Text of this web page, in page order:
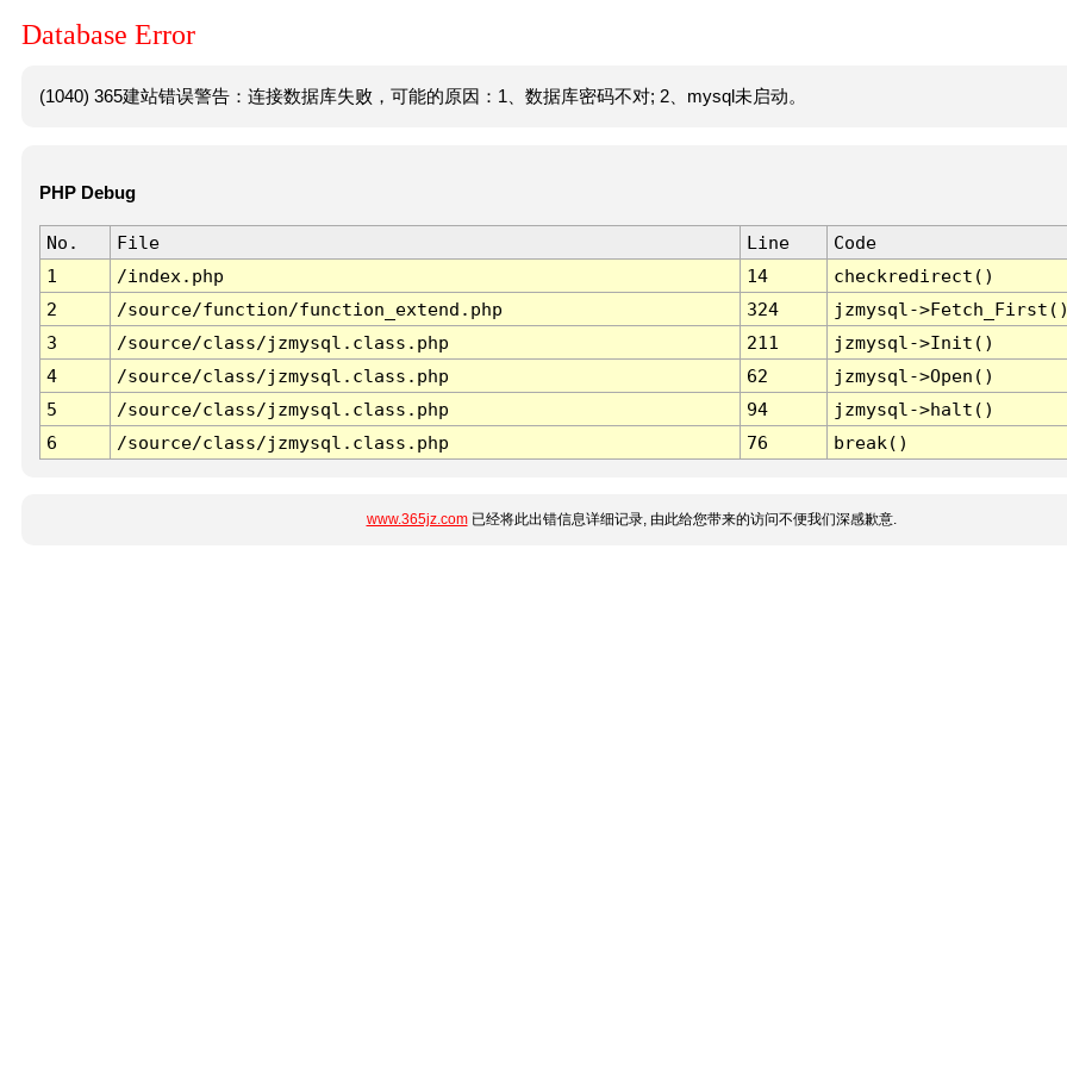
Database Error
(1040) 365建站错误警告：连接数据库失败，可能的原因：1、数据库密码不对; 2、mysql未启动。
PHP Debug
No. File Line
Code
1
/index.php 14
checkredirect()
2
/source/function/function_extend.php 324
jzmysql-
3
/source/class/jzmysql.class.php 211
jzmysql->Init()
4
/source/class/jzmysql.class.php 62
jzmysql->Open()
5
/source/class/jzmysql.class.php 94
jzmysql->halt()
6
/source/class/jzmysql.class.php 76 break()
www.365jz.com已经将此出错信息详细记录, 由此给您带来的访问不便我们深感歉意.